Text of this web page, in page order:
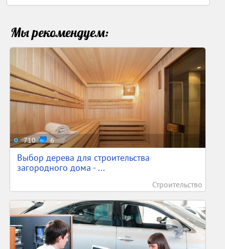
Мы рекомендуем:
710 6
Выбор дерева для строительства
загородного дома - ...
Строительство